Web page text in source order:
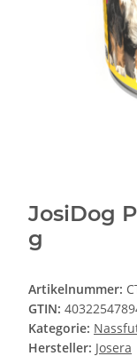
JosiDog
g
Artikelnummer:
GTIN:
Kategorie:
Hersteller: Josera